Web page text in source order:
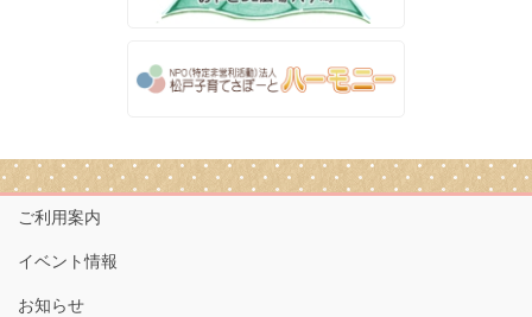
ご利用案内
イベント情報
お知らせ